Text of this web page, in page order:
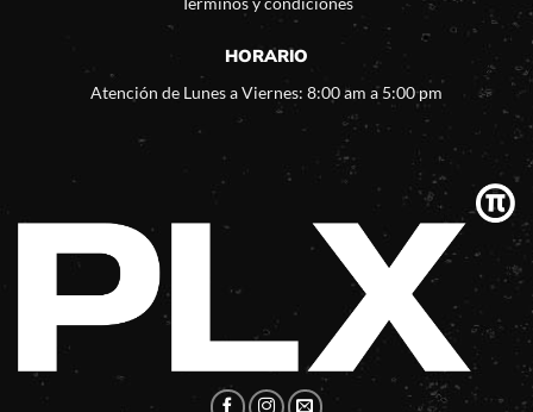
HORARIO
Atención de Lunes a Viernes: 8:00 am a 5:00 pm